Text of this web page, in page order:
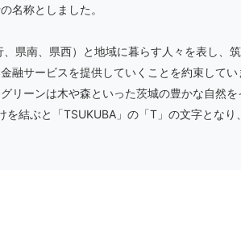
名称としました。
県南、県西）と地域に暮らす人々を表し、
融サービスを提供していくことを約束してい
リーンは木や森といった茨城の豊かな自然
結ぶと「TSUKUBA」の「T」の文字とな